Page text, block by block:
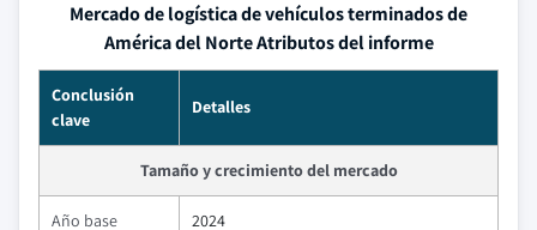
Mercado de logística de vehículos terminados de
América del Norte Atributos del informe
Conclusión
clave
Detalles
Tamaño y crecimiento del mercado
Año base 2024